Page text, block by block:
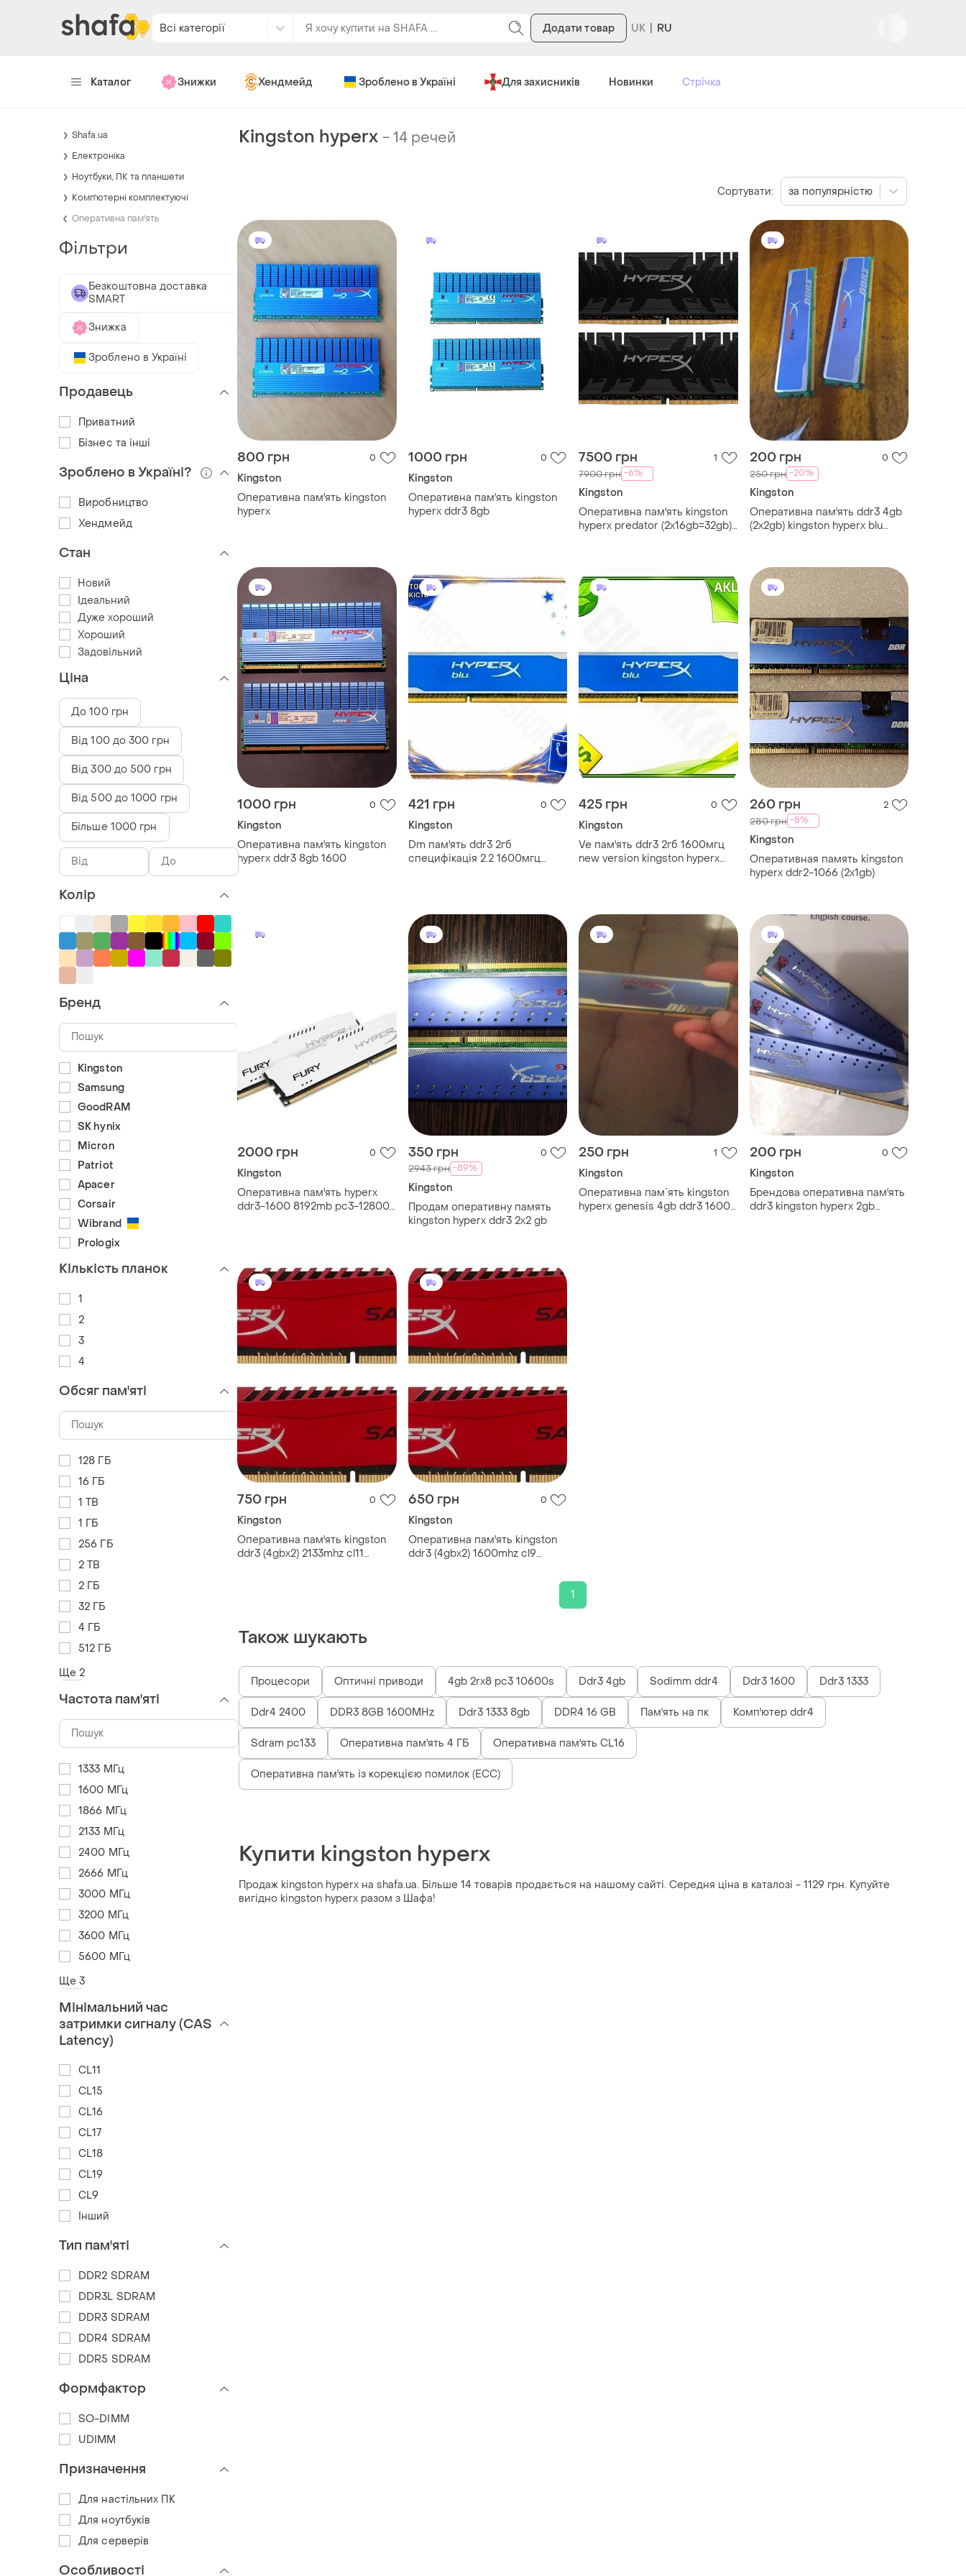
Всі категорії Додати товар RU
Каталог Знижки Хендмейд Зроблено в Україні Для захисників Новинки Стрічка
Kingston hyperx -14 речей
800 грн 0
Kingston
Оперативна пам'ять kingston
hyperx
1000 грн 0
Kingston
Оперативна пам'ять kingston
hyperx ddr3 8gb
7500 грн 1
7900 грн -6%
Kingston
Оперативна пам'ять kingston
hyperx predator (2x16gb=32gb)
200 грн 0
250 грн -20%
Kingston
Оперативна пам'ять ddr3 4gb
(2x2gb) kingston hyperx blu
1000 грн 0
Kingston
Оперативна пам'ять kingston
hyperx ddr3 8gb 1600
421 грн 0
Kingston
Dm пам'ять ddr3 2гб
специфікація 2.2 1600мгц
425 грн 0
Kingston
Ve пам'ять ddr3 2гб 1600мгц
new version kingston hyperx
260 грн 2
280 грн -8%
Kingston
Оперативная память kingston
hyperx ddr2-1066 (2x1gb)
2000 грн 0
Kingston
Оперативна пам'ять hyperx
ddr3-1600 8192mb pc3-12800
350 грн 0
2943 грн -89%
Kingston
Продам оперативну память
kingston hyperx ddr3 2x2 gb
250 грн 1
Kingston
Оперативна пам`ять kingston
hyperx genesis 4gb ddr3 1600
200 грн 0
Kingston
Брендова оперативна пам'ять
ddr3 kingston hyperx 2gb
750 грн 0
Kingston
Оперативна пам'ять kingston
ddr3 (4gbx2) 2133mhz cl11
650 грн 0
Kingston
Оперативна пам'ять kingston
ddr3 (4gbx2) 1600mhz cl9
1
Також шукають
Процесори Оптичні приводи 4gb 2rx8 pc3 10600s Ddr3 4gb Sodimm ddr4 Ddr3 1600 Ddr3 1333
Ddr4 2400 DDR3 8GB 1600MHz Ddr3 1333 8gb DDR4 16 GB Пам'ять на пк Комп'ютер ddr4
Sdram pc133 Оперативна пам'ять 4 ГБ Оперативна пам'ять CL16
Оперативна пам'ять із корекцією помилок (ECC)
Купити kingston hyperx
Продаж kingston hyperx на shafa.ua. Більше 14 товарів продається на нашому сайті. Середня ціна в каталозі - 1129 грн. Купуйте
вигідно kingston hyperx разом з Шафа!
Сортувати: за популярністю
Shafa.ua
Електроніка
Ноутбуки, ПК та планшети
Комп'ютерні комплектуючі
Оперативна пам'ять
Фільтри
Безкоштовна доставка
SMART
Знижка
Зроблено в Україні
Продавець
Приватний
Бізнес та інші
Зроблено в Україні?
Виробництво
Хендмейд
Стан
Новий
Ідеальний
Дуже хороший
Хороший
Задовільний
Ціна
До 100 грн
Від 100 до 300 грн
Від 300 до 500 грн
Від 500 до 1000 грн
Більше 1000 грн
Колір
Бренд
Kingston
Samsung
GoodRAM
SK hynix
Micron
Patriot
Apacer
Corsair
Wibrand
Prologix
Кількість планок
1
2
3
4
Обсяг пам'яті
128 ГБ
16 ГБ
1 TB
1 ГБ
256 ГБ
2 TB
2 ГБ
32 ГБ
4 ГБ
512 ГБ
Ще 2
Частота пам'яті
1333 МГц
1600 МГц
1866 МГц
2133 МГц
2400 МГц
2666 МГц
3000 МГц
3200 МГц
3600 МГц
5600 МГц
Ще 3
Мінімальний час
затримки сигналу (CAS
Latency)
CL11
CL15
CL16
CL17
CL18
CL19
CL9
Інший
Тип пам'яті
DDR2 SDRAM
DDR3L SDRAM
DDR3 SDRAM
DDR4 SDRAM
DDR5 SDRAM
Формфактор
SO-DIMM
UDIMM
Призначення
Для настільних ПК
Для ноутбуків
Для серверів
Особливості